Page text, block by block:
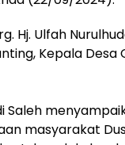
Hj. Ulfah
Kepala
Saleh
masyarakat